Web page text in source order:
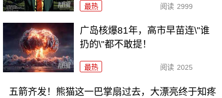
最热 阅读 2999
广岛核爆81年，高市早苗连\"谁
扔的\"都不敢提！
最热 阅读 2025
五箭齐发！熊猫这一巴掌扇过去，大漂亮终于知疼